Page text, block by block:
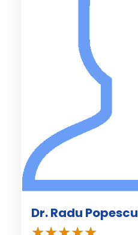
Dr. Radu Popescu